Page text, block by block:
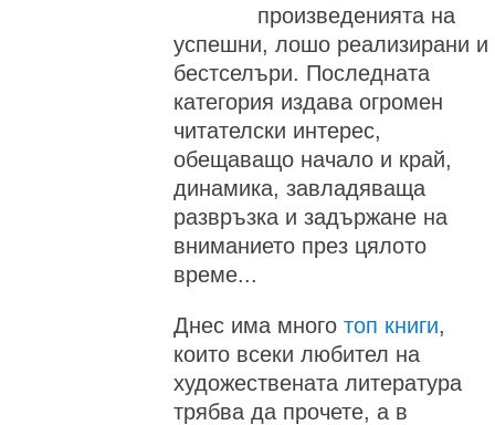
произведенията на
успешни, лошо реализирани и
бестселъри. Последната
категория издава огромен
читателски интерес,
обещаващо начало и край,
динамика, завладяваща
развръзка и задържане на
вниманието през цялото
време...
Днес има много топ книги,
които всеки любител на
художествената литература
трябва да прочете, а в